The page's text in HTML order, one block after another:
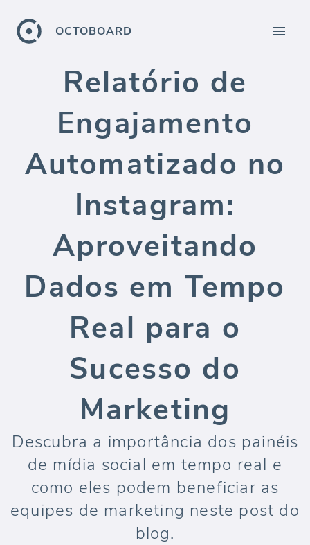
OCTOBOARD
Relatório de
Engajamento
Automatizado no
Instagram:
Aproveitando
Dados em Tempo
Real para o
Sucesso do
Marketing
Descubra a importância dos painéis
de mídia social em tempo real e
como eles podem beneficiar as
equipes de marketing neste post do
blog.